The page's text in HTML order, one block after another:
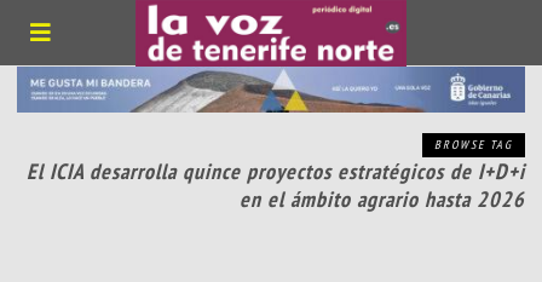
BROWSE TAG
El ICIA desarrolla quince proyectos estratégicos de I+D+i
en el ámbito agrario hasta 2026